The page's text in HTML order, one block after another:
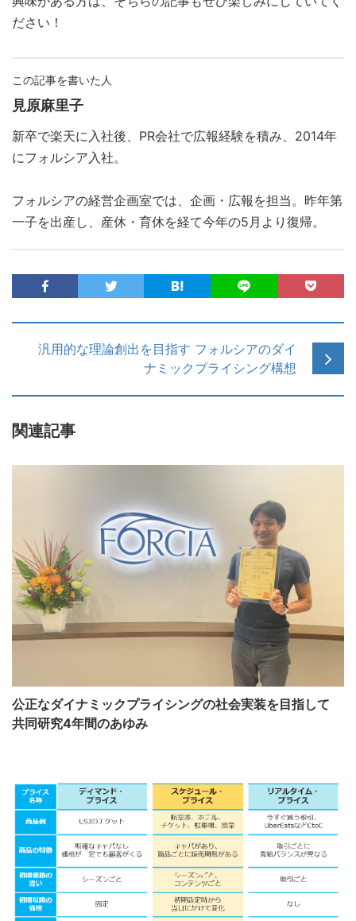
ださい！
この記事を書いた人
見原麻里子
新卒で楽天に入社後、PR会社で広報経験を積み、2014年
にフォルシア入社。
フォルシアの経営企画室では、企画・広報を担当。昨年第
一子を出産し、産休・育休を経て今年の5月より復帰。
汎用的な理論創出を目指す フォルシアのダイ
ナミックプライシング構想
関連記事
公正なダイナミックプライシングの社会実装を目指して
共同研究4年間のあゆみ